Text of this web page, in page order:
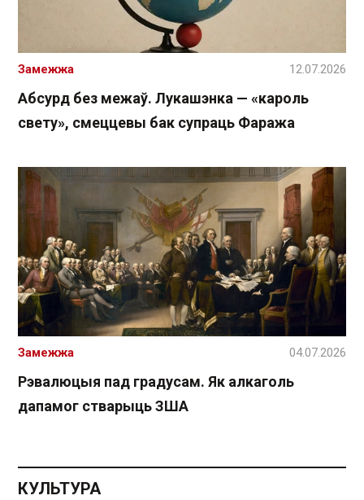
Абсурд без межаў. Лукашэнка — «кароль
свету», смеццевы бак супраць Фаража
Замежжа 12.07.2026
Рэвалюцыя пад градусам. Як алкаголь
дапамог стварыць ЗША
Замежжа 04.07.2026
КУЛЬТУРА